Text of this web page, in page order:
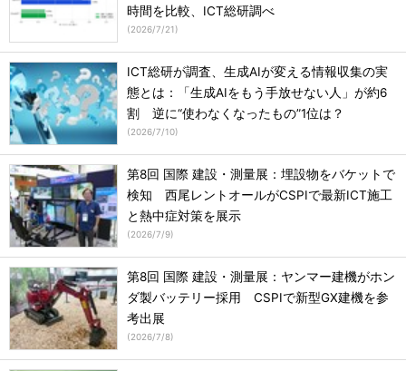
時間を比較、ICT総研調べ
(2026/7/21)
ICT総研が調査、生成AIが変える情報収集の実
態とは：「生成AIをもう手放せない人」が約6
割 逆に“使わなくなったもの”1位は？
(2026/7/10)
第8回 国際 建設・測量展：埋設物をバケットで
検知 西尾レントオールがCSPIで最新ICT施工
と熱中症対策を展示
(2026/7/9)
第8回 国際 建設・測量展：ヤンマー建機がホン
ダ製バッテリー採用 CSPIで新型GX建機を参
考出展
(2026/7/8)